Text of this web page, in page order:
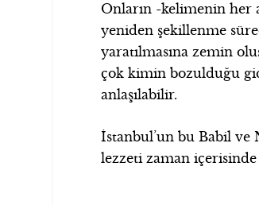
Onların -kelimenin her
yeniden şekillenme
yaratılmasına zemin
çok kimin bozulduğu
anlaşılabilir.
İstanbul’un bu Babil ve
lezzeti zaman